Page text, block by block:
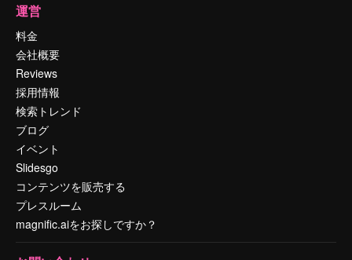
運営
料金
会社概要
Reviews
採用情報
検索トレンド
ブログ
イベント
Slidesgo
コンテンツを販売する
プレスルーム
magnific.aiをお探しですか？